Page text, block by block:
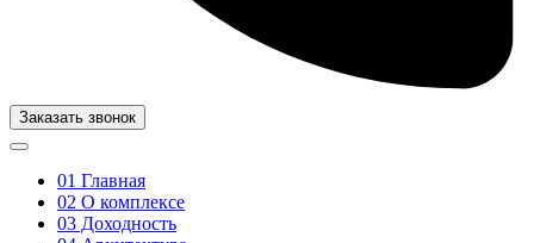
Заказать звонок
01 Главная
02 О комплексе
03 Доходность